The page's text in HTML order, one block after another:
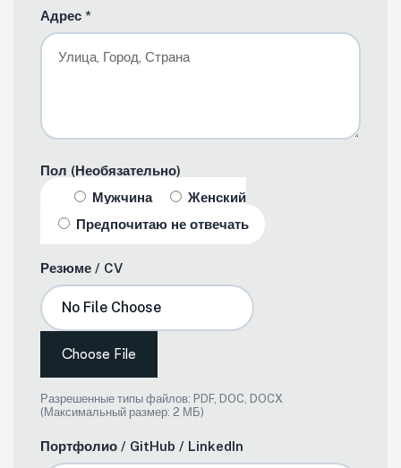
Адрес *
Пол (Необязательно)
Мужчина
Женский
Предпочитаю не отвечать
Резюме / CV
Choose File
Разрешенные типы файлов: PDF, DOC, DOCX
(Максимальный размер: 2 МБ)
Портфолио / GitHub / LinkedIn